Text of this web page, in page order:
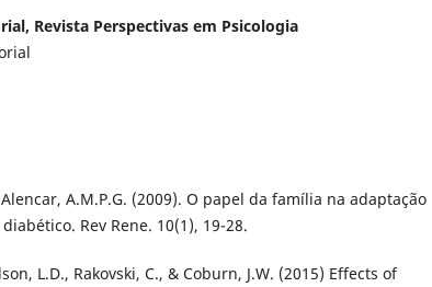
Revista Perspectivas em Psicologia
A.M.P.G. (2009). O papel da família na adaptação
Rev Rene. 10(1), 19-28.
L.D., Rakovski, C., & Coburn, J.W. (2015) Effects of